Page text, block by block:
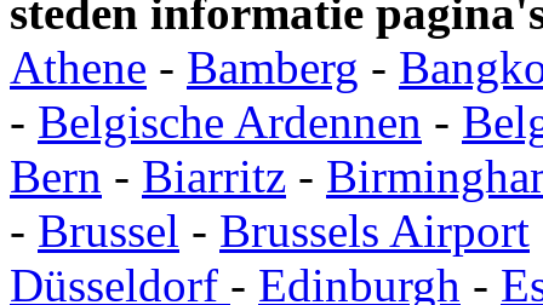
steden informatie
Athene - Bamberg -
- Belgische Ardennen -
Bern - Biarritz -
- Brussel - Brussels Airport
Düsseldorf - Edinburgh -